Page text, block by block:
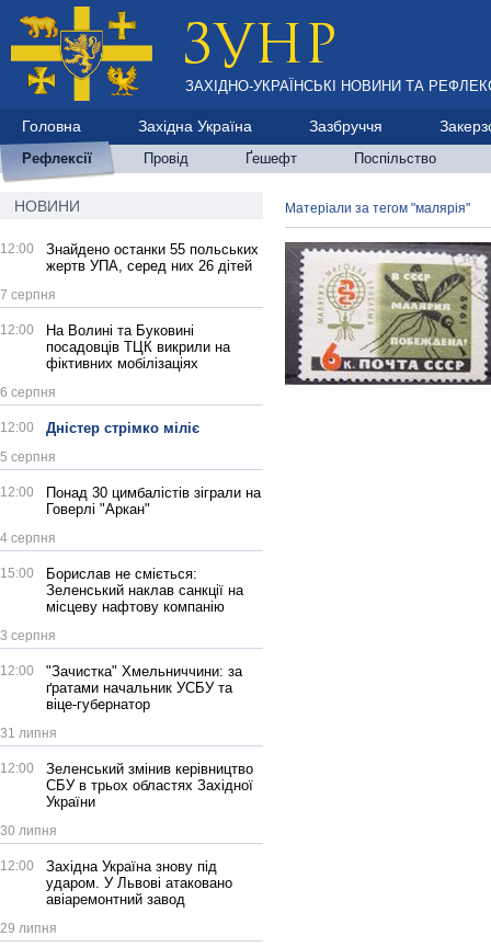
ЗАХІДНО-УКРАЇНСЬКІ НОВИНИ ТА
Головна Західна Україна Зазбруччя
Рефлексії Провід Ґешефт Поспільство
НОВИНИ
12:00
Знайдено останки 55 польських
жертв УПА, серед них 26 дітей
7 серпня
12:00
На Волині та Буковині
посадовців ТЦК викрили на
фіктивних мобілізаціях
6 серпня
12:00 Дністер стрімко міліє
5 серпня
12:00
Понад 30 цимбалістів зіграли на
Говерлі "Аркан"
4 серпня
15:00
Борислав не сміється:
Зеленський наклав санкції на
місцеву нафтову компанію
3 серпня
12:00
"Зачистка" Хмельниччини: за
ґратами начальник УСБУ та
віце-губернатор
31 липня
12:00
Зеленський змінив керівництво
СБУ в трьох областях Західної
України
30 липня
12:00
Західна Україна знову під
ударом. У Львові атаковано
авіаремонтний завод
29 липня
Матеріали за тегом "малярія"